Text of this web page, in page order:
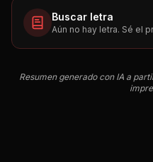
Buscar letra
Aún no hay letra. Sé el
Resumen generado con IA a